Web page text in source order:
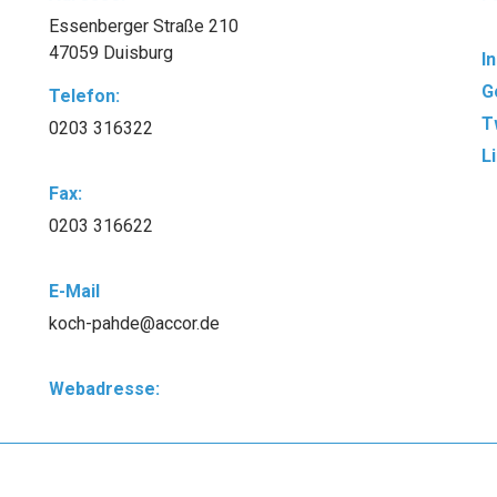
Essenberger Straße 210
47059 Duisburg
Telefon:
0203 316322
Fax:
0203 316622
E-Mail
koch-pahde@accor.de
Webadresse: